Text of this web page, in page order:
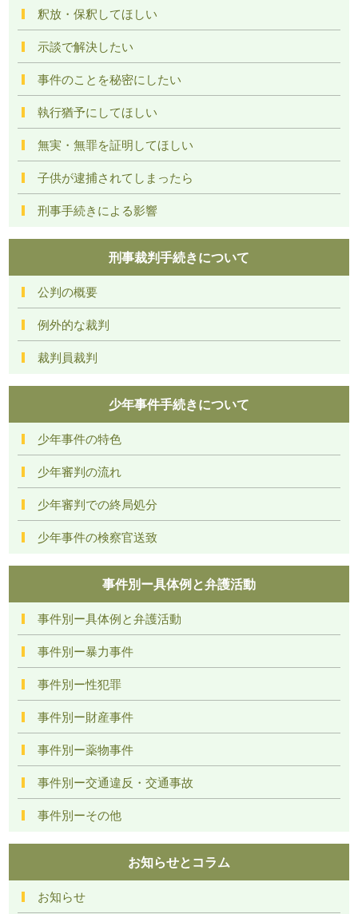
釈放・保釈してほしい
示談で解決したい
事件のことを秘密にしたい
執行猶予にしてほしい
無実・無罪を証明してほしい
子供が逮捕されてしまったら
刑事手続きによる影響
刑事裁判手続きについて
公判の概要
例外的な裁判
裁判員裁判
少年事件手続きについて
少年事件の特色
少年審判の流れ
少年審判での終局処分
少年事件の検察官送致
事件別ー具体例と弁護活動
事件別ー具体例と弁護活動
事件別ー暴力事件
事件別ー性犯罪
事件別ー財産事件
事件別ー薬物事件
事件別ー交通違反・交通事故
事件別ーその他
お知らせとコラム
お知らせ